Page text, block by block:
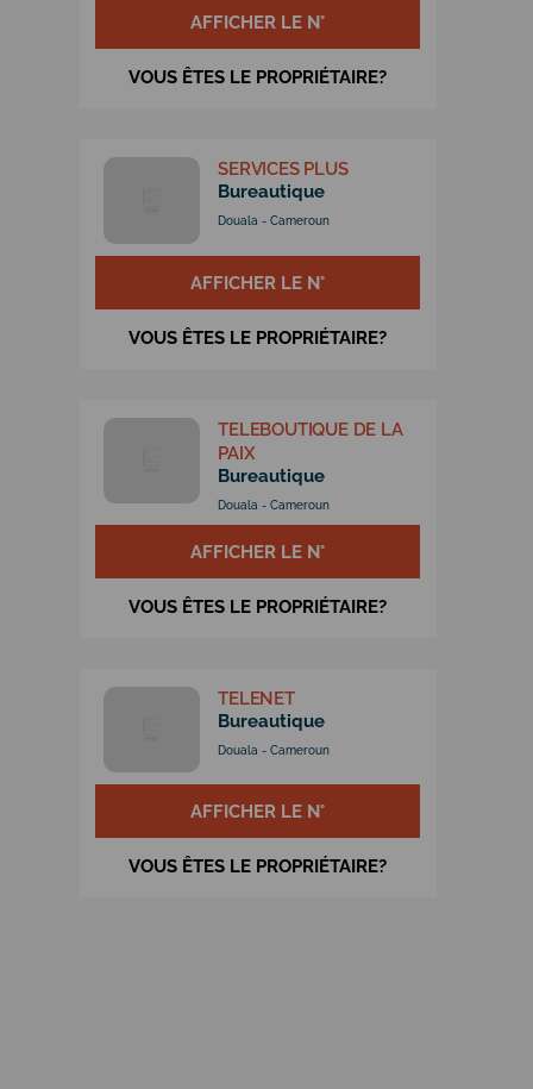
AFFICHER LE N°
VOUS ÊTES LE PROPRIÉTAIRE?
SERVICES PLUS
Bureautique
Douala - Cameroun
AFFICHER LE N°
VOUS ÊTES LE PROPRIÉTAIRE?
TELEBOUTIQUE DE LA
PAIX
Bureautique
Douala - Cameroun
AFFICHER LE N°
VOUS ÊTES LE PROPRIÉTAIRE?
TELENET
Bureautique
Douala - Cameroun
AFFICHER LE N°
VOUS ÊTES LE PROPRIÉTAIRE?